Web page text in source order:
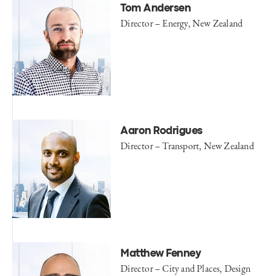
Tom Andersen
Director – Energy, New Zealand
Aaron Rodrigues
Director – Transport, New Zealand
Matthew Fenney
Director – City and Places, Design